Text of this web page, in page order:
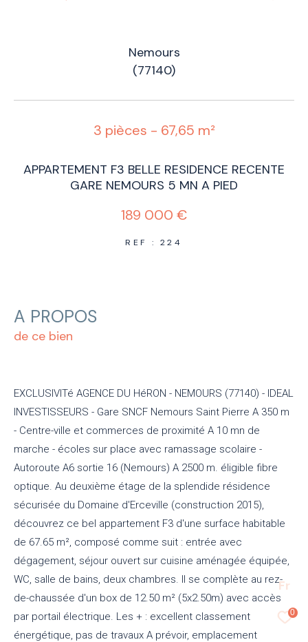
Fr
0
Nemours
(77140)
3 pièces - 67,65 m²
APPARTEMENT F3 BELLE RESIDENCE RECENTE
GARE NEMOURS 5 MN A PIED
189 000 €
REF : 224
A PROPOS
de ce bien
EXCLUSIVITé AGENCE DU HéRON - NEMOURS (77140) - IDEAL
INVESTISSEURS - Gare SNCF Nemours Saint Pierre A 350 m
- Centre-ville et commerces de proximité A 10 mn de
marche - écoles sur place avec ramassage scolaire -
Autoroute A6 sortie 16 (Nemours) A 2500 m. éligible fibre
optique. Au deuxième étage de la splendide résidence
sécurisée du Domaine d'Erceville (construction 2015),
découvrez ce bel appartement F3 d'une surface habitable
de 67.65 m², composé comme suit : entrée avec
dégagement, séjour ouvert sur cuisine aménagée équipée,
WC, salle de bains, deux chambres. Il se complète au rez-
de-chaussée d'un box de 12.50 m² (5x2.50m) avec accès
par portail électrique. Les + : excellent classement
énergétique, pas de travaux A prévoir, emplacement